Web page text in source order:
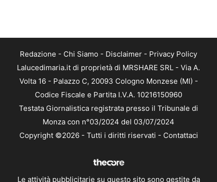
Redazione - Chi Siamo - Disclaimer - Privacy Policy
Lalucedimaria.it di proprietà di MRSHARE SRL - Via A.
Volta 16 - Palazzo C, 20093 Cologno Monzese (MI) -
Codice Fiscale e Partita I.V.A. 10216150960
Testata Giornalistica registrata presso il Tribunale di
Monza con n°03/2024 del 03/07/2024
Copyright ©2026 - Tutti i diritti riservati - Contattaci
Le attività pubblicitarie su questo sito sono gestite da